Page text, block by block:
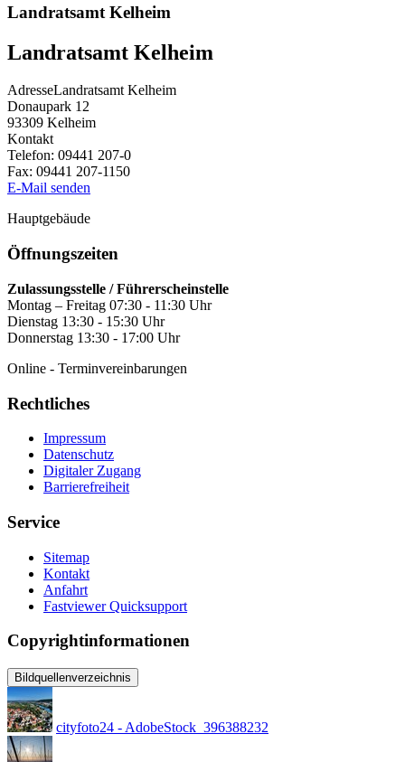
Landratsamt Kelheim
Landratsamt Kelheim
AdresseLandratsamt Kelheim
Donaupark 12
93309 Kelheim
Kontakt
Telefon: 09441 207-0
Fax: 09441 207-1150
E-Mail senden
Hauptgebäude
Öffnungszeiten
Zulassungsstelle / Führerscheinstelle
Montag – Freitag 07:30 - 11:30 Uhr
Dienstag 13:30 - 15:30 Uhr
Donnerstag 13:30 - 17:00 Uhr
Online - Terminvereinbarungen
Rechtliches
Impressum
Datenschutz
Digitaler Zugang
Barrierefreiheit
Service
Sitemap
Kontakt
Anfahrt
Fastviewer Quicksupport
Copyrightinformationen
Bildquellenverzeichnis
cityfoto24 - AdobeStock_396388232